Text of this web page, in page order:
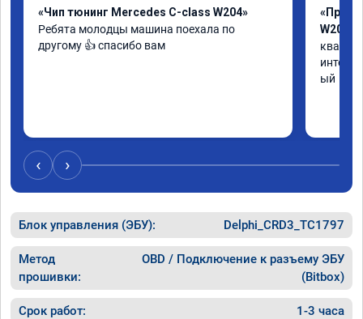
«Чип тюнинг Mercedes C-class W204»
Ребята молодцы машина поехала по
другому 👍 спасибо вам
W205»
ый
‹ ›
Блок управления (ЭБУ): Delphi_CRD3_TC1797
Метод
прошивки:
OBD / Подключение к разъему ЭБУ
(Bitbox)
Срок работ: 1-3 часа